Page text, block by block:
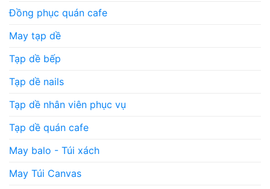
Đồng phục quán cafe
May tạp dề
Tạp dề bếp
Tạp dề nails
Tạp dề nhân viên phục vụ
Tạp dề quán cafe
May balo - Túi xách
May Túi Canvas